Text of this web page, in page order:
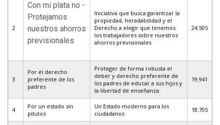
2
Con mi plata no -
Protejamos
nuestros ahorros
previsionales
Iniciativa que busca garantizar la
propiedad, heradabilidad y el
Derecho a elegir que tenemos
los trabajadores sobre nuestros
ahorros previsionales
24.505
3
Por el derecho
preferente de los
padres
Proteger de forma robusta el
deber y derecho preferente de
los padres de educar a sus hijos y
la libertad de enseñanza.
19.941
4
Por un estado sin
pitutos
Un Estado moderno para los
ciudadanos
18.705